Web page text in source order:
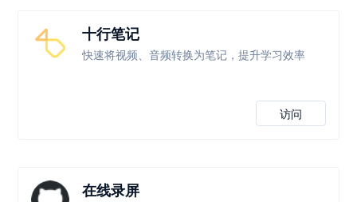
十行笔记
快速将视频、音频转换为笔记，提升学习效率
访问
在线录屏